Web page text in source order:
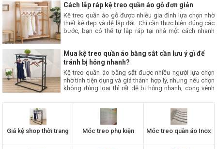
ưu điểm và hạn chế trước khi đưa ra quyết định trong
bài viết này nhé.
Cách lắp ráp kệ treo quần áo gỗ đơn giản
Kệ treo quần áo gỗ được nhiều gia đình lựa chọn nhờ
thiết kế đẹp và dễ lắp đặt. Chỉ cần thực hiện đúng các
bước, bạn có thể tự lắp ráp tại nhà một cách nhanh
quần áo bằng gỗ đơn giản tại nhà.
Mua kệ treo quần áo bằng sắt cần lưu ý gì để
tránh bị hỏng nhanh?
Kệ treo quần áo bằng sắt được nhiều người lựa chọn
nhờ tính tiện dụng và giá thành hợp lý, nhưng nếu chọn
không đúng loại thì rất dễ bị hỏng nhanh, cong vênh
để đảm bảo độ bền và sử dụng lâu dài? Cùng tìm hiểu
ngay trong bài viết dưới đây nhé.
Giá kệ shop thời trang Móc treo phụ kiện Móc treo quần áo Inox